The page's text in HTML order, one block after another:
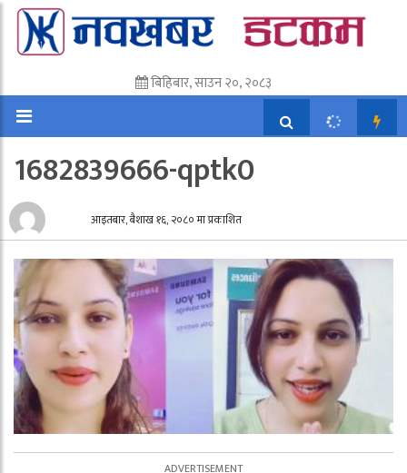
बिहिबार, साउन २०, २०८३
1682839666-qptk0
आइतबार, बैशाख १६, २०८० मा प्रकाशित